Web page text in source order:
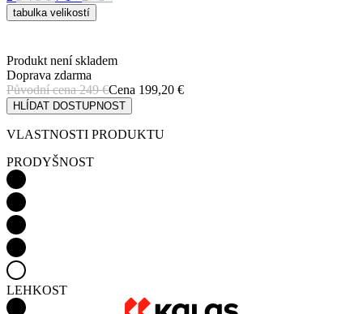
Doprava zdarma
Původní cena249 €
VLASTNOSTI PRODUKTU
PRODYŠNOST
LEHKOST